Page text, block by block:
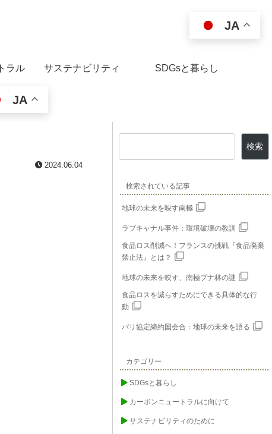
ラル サステナビリティ SDGsと暮らし
JA
2024.06.04
検索
検索されている記事
地球の未来を映す南極
ラブキャナル事件：環境破壊の教訓
食品ロス削減へ！フランスの挑戦『食品廃棄
禁止法』とは？
地球の未来を映す、南極ブナ林の謎
食品ロスを減らすためにできる具体的な行
動
パリ協定締約国会合：地球の未来を語る
カテゴリー
SDGsと暮らし
カーボンニュートラルに向けて
サステナビリティのために
JA